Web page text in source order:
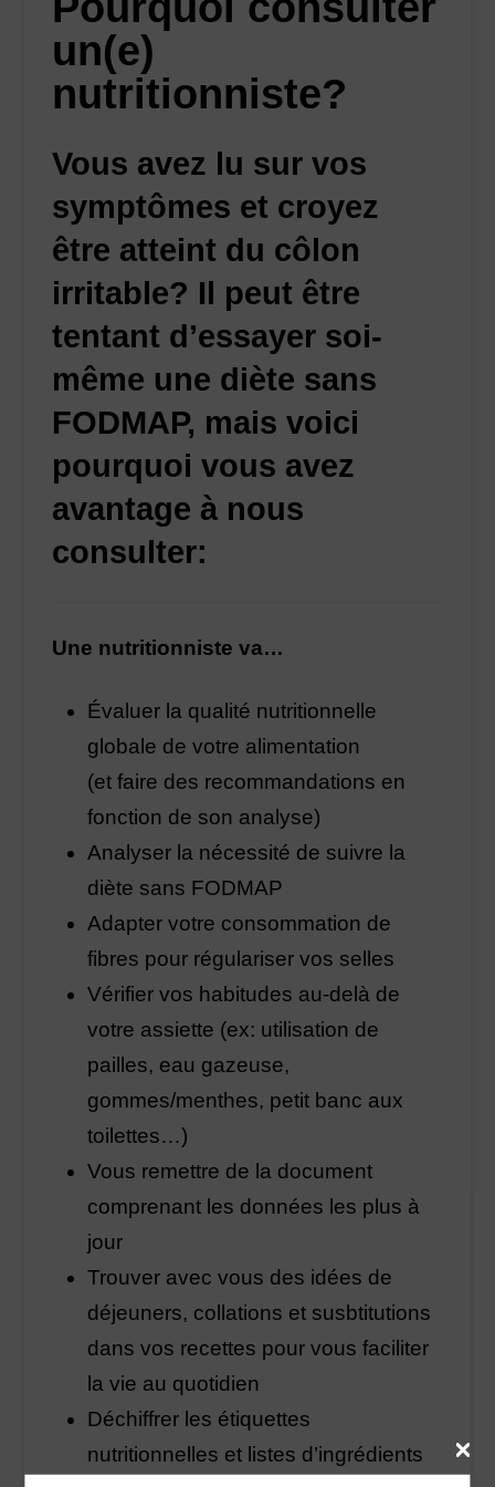
un(e)
nutritionniste?
Vous avez lu sur vos
symptômes et croyez
être atteint du côlon
irritable? Il peut être
tentant d’essayer soi-
même une diète sans
FODMAP, mais voici
pourquoi vous avez
avantage à nous
consulter:
Une nutritionniste va…
Évaluer la qualité nutritionnelle
globale de votre alimentation
(et faire des recommandations en
fonction de son analyse)
Analyser la nécessité de suivre la
diète sans FODMAP
Adapter votre consommation de
fibres pour régulariser vos selles
Vérifier vos habitudes au-delà de
votre assiette (ex: utilisation de
pailles, eau gazeuse,
gommes/menthes, petit banc aux
toilettes…)
Vous remettre de la document
comprenant les données les plus à
jour
Trouver avec vous des idées de
déjeuners, collations et susbtitutions
dans vos recettes pour vous faciliter
la vie au quotidien
Déchiffrer les étiquettes
nutritionnelles et listes d’ingrédients